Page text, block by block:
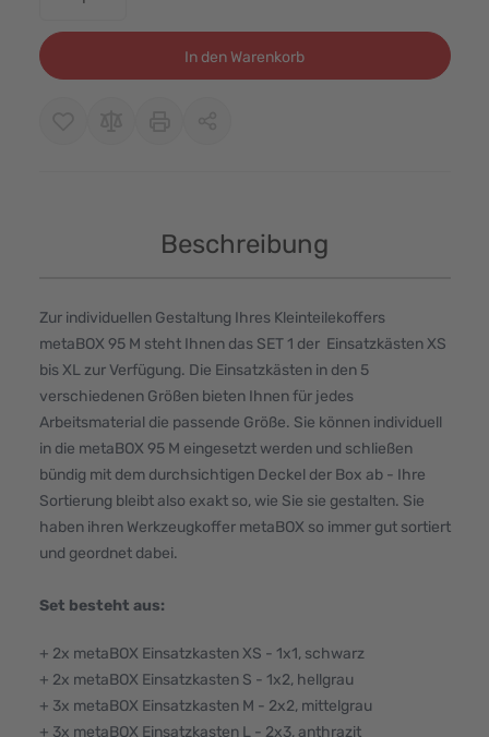
In den Warenkorb
Beschreibung
Zur individuellen Gestaltung Ihres Kleinteilekoffers
metaBOX 95 M steht Ihnen das SET 1 der Einsatzkästen XS
bis XL zur Verfügung. Die Einsatzkästen in den 5
verschiedenen Größen bieten Ihnen für jedes
Arbeitsmaterial die passende Größe. Sie können individuell
in die metaBOX 95 M eingesetzt werden und schließen
bündig mit dem durchsichtigen Deckel der Box ab - Ihre
Sortierung bleibt also exakt so, wie Sie sie gestalten. Sie
haben ihren Werkzeugkoffer metaBOX so immer gut sortiert
und geordnet dabei.
Set besteht aus:
+ 2x metaBOX Einsatzkasten XS - 1x1, schwarz
+ 2x metaBOX Einsatzkasten S - 1x2, hellgrau
+ 3x metaBOX Einsatzkasten M - 2x2, mittelgrau
+ 3x metaBOX Einsatzkasten L - 2x3, anthrazit